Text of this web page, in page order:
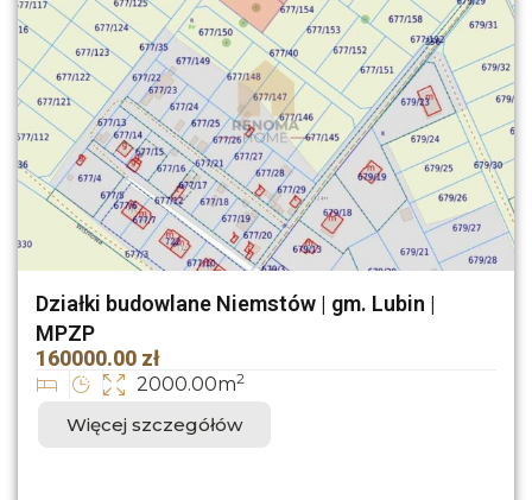
Działki budowlane Niemstów | gm. Lubin |
MPZP
160000.00 zł
2000.00m2
Więcej szczegółów